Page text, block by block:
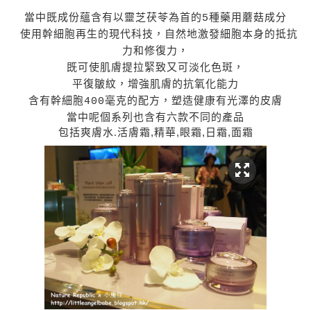
當中既成份蘊含有以靈芝茯苓為首的5種藥用蘑菇成分
使用幹細胞再生的現代科技，自然地激發細胞本身的抵抗
力和修復力，
既可使肌膚提拉緊致又可淡化色斑，
平復皺紋，增強肌膚的抗氧化能力
含有幹細胞400毫克的配方，塑造健康有光澤的皮膚
當中呢個系列也含有六款不同的產品
包括爽膚水.活膚霜,精華,眼霜,日霜,面霜